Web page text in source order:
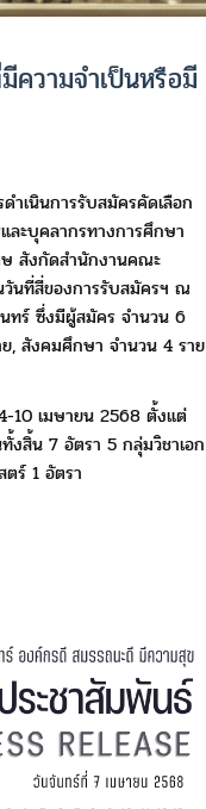
วามจำเป็นหรือมี
ำเนินการรับสมัครคัดเลือก
ละบุคลากรทางการศึกษา
สังกัดสำนักงานคณะ
นที่สี่ของการรับสมัครฯ ณ
ทร์ ซึ่งมีผู้สมัคร จำนวน 6
, สังคมศึกษา จำนวน 4 ราย
10 เมษายน 2568 ตั้งแต่
งสิ้น 7 อัตรา 5 กลุ่มวิชาเอก
ร์ 1 อัตรา